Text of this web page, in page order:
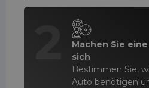
Machen Sie
sich
Bestimmen Sie,
Auto benötigen